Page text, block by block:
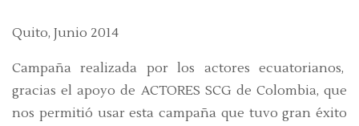
Quito, Junio 2014
Campaña realizada por los actores ecuatorianos,
gracias el apoyo de ACTORES SCG de Colombia, que
nos permitió usar esta campaña que tuvo gran éxito